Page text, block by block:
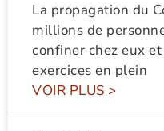
La propagation du
millions de
confiner chez eux
exercices en plein
VOIR PLUS >